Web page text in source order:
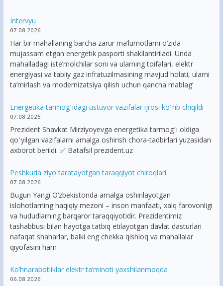
Intervyu
07.08.2026
Har bir mahallaning barcha zarur ma’lumotlarni o‘zida
mujassam etgan energetik pasporti shakllantiriladi. Unda
mahalladagi iste’molchilar soni va ularning toifalari, elektr
energiyasi va tabiiy gaz infratuzilmasining mavjud holati, ularni
ta’mirlash va modernizatsiya qilish uchun qancha mablag‘
Energetika tarmogʻidagi ustuvor vazifalar ijrosi koʻrib chiqildi
07.08.2026
Prezident Shavkat Mirziyoyevga energetika tarmogʻi oldiga
qoʻyilgan vazifalarni amalga oshirish chora-tadbirlari yuzasidan
axborot berildi. ✅ Batafsil prezident.uz
Peshkuda ziyo taratayotgan taraqqiyot chiroqlari
07.08.2026
Bugun Yangi O‘zbekistonda amalga oshirilayotgan
islohotlarning haqiqiy mezoni – inson manfaati, xalq farovonligi
va hududlarning barqaror taraqqiyotidir. Prezidentimiz
tashabbusi bilan hayotga tatbiq etilayotgan davlat dasturlari
nafaqat shaharlar, balki eng chekka qishloq va mahallalar
qiyofasini ham
Ko’hnarabotliklar elektr ta’minoti yaxshilanmoqda
06.08.2026